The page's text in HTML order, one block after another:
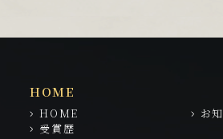
HOME
HOME
お
受賞歴